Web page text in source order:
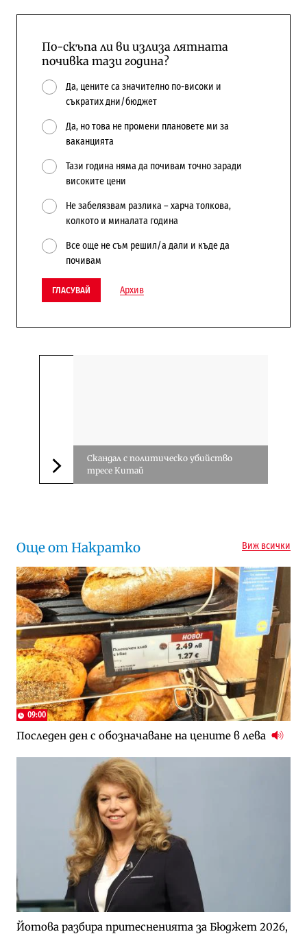
По-скъпа ли ви излиза лятната
почивка тази година?
Да, цените са значително по-високи и
съкратих дни/бюджет
Да, но това не промени плановете ми за
ваканцията
Тази година няма да почивам точно заради
високите цени
Не забелязвам разлика – харча толкова,
колкото и миналата година
Все още не съм решил/а дали и къде да
почивам
ГЛАСУВАЙ Архив
Следваща новина
Скандал с политическо убийство
тресе Китай
Още от Накратко Виж всички
09:00
Последен ден с обозначаване на цените в лева
Йотова разбира притесненията за Бюджет 2026,